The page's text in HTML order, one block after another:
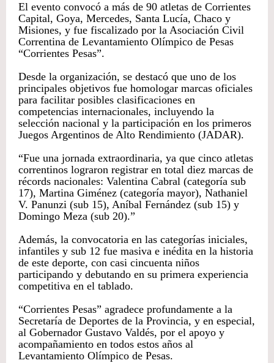
El evento convocó a más de 90 atletas de Corrientes
Capital, Goya, Mercedes, Santa Lucía, Chaco y
Misiones, y fue fiscalizado por la Asociación Civil
Correntina de Levantamiento Olímpico de Pesas
“Corrientes Pesas”.
Desde la organización, se destacó que uno de los
principales objetivos fue homologar marcas oficiales
para facilitar posibles clasificaciones en
competencias internacionales, incluyendo la
selección nacional y la participación en los primeros
Juegos Argentinos de Alto Rendimiento (JADAR).
“Fue una jornada extraordinaria, ya que cinco atletas
correntinos lograron registrar en total diez marcas de
récords nacionales: Valentina Cabral (categoría sub
17), Martina Giménez (categoría mayor), Nathaniel
V. Panunzi (sub 15), Aníbal Fernández (sub 15) y
Domingo Meza (sub 20).”
Además, la convocatoria en las categorías iniciales,
infantiles y sub 12 fue masiva e inédita en la historia
de este deporte, con casi cincuenta niños
participando y debutando en su primera experiencia
competitiva en el tablado.
“Corrientes Pesas” agradece profundamente a la
Secretaría de Deportes de la Provincia, y en especial,
al Gobernador Gustavo Valdés, por el apoyo y
acompañamiento en todos estos años al
Levantamiento Olímpico de Pesas.